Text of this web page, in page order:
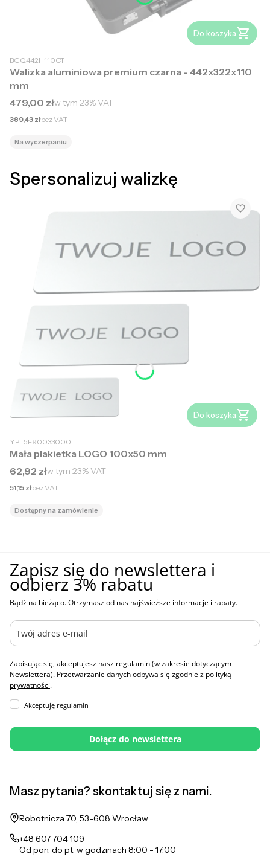
Do koszyka
BGQ442H110CT
Walizka aluminiowa premium czarna - 442x322x110
mm
Cena brutto
479,00 złw tym 23%VAT
Cena netto
389,43 złbez VAT
Na wyczerpaniu
Spersonalizuj walizkę
Do koszyka
YPL5F90033000
Mała plakietka LOGO 100x50 mm
Cena brutto
62,92 złw tym 23%VAT
Cena netto
51,15 złbez VAT
Dostępny na zamówienie
Zapisz się do newslettera i
odbierz 3% rabatu
Bądź na bieżąco. Otrzymasz od nas najświeższe informacje i rabaty.
Zapisując się, akceptujesz nasz regulamin(w zakresie dotyczącym
Newslettera). Przetwarzanie danych odbywa się zgodnie z polityką
prywatności.
Akceptuję regulamin
Dołącz do newslettera
Masz pytania? skontaktuj się z nami.
Adres:
Robotnicza 70, 53-608 Wrocław
+48 607 704 109
Od pon. do pt. w godzinach 8:00 - 17:00